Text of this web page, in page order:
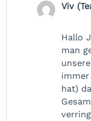
Viv
Hallo
man
immer
hat)